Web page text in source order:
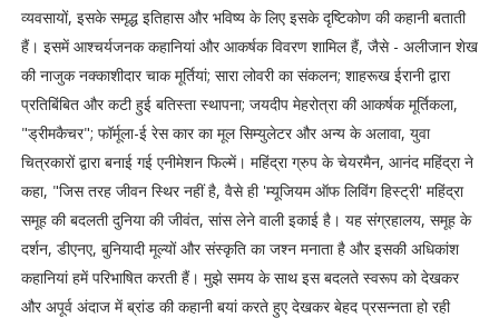
व्यवसायों, इसके समृद्ध इतिहास और भविष्य के लिए इसके दृष्टिकोण की कहानी बताती
हैं। इसमें आश्चर्यजनक कहानियां और आकर्षक विवरण शामिल हैं, जैसे - अलीजान शेख
की नाजुक नक्काशीदार चाक मूर्तियां; सारा लोवरी का संकलन; शाहरूख ईरानी द्वारा
प्रतिबिंबित और कटी हुई बतिस्ता स्थापना; जयदीप मेहरोत्रा की आकर्षक मूर्तिकला,
"ड्रीमकैचर"; फॉर्मूला-ई रेस कार का मूल सिम्युलेटर और अन्य के अलावा, युवा
चित्रकारों द्वारा बनाई गई एनीमेशन फिल्में। महिंद्रा ग्रुप के चेयरमैन, आनंद महिंद्रा ने
कहा, "जिस तरह जीवन स्थिर नहीं है, वैसे ही 'म्यूजियम ऑफ लिविंग हिस्ट्री' महिंद्रा
समूह की बदलती दुनिया की जीवंत, सांस लेने वाली इकाई है। यह संग्रहालय, समूह के
दर्शन, डीएनए, बुनियादी मूल्यों और संस्कृति का जश्न मनाता है और इसकी अधिकांश
कहानियां हमें परिभाषित करती हैं। मुझे समय के साथ इस बदलते स्वरूप को देखकर
और अपूर्व अंदाज में ब्रांड की कहानी बयां करते हुए देखकर बेहद प्रसन्नता हो रही